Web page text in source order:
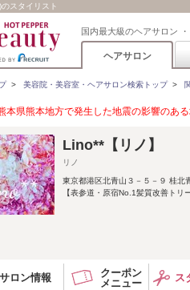
スタイリスト
国内最大級のヘアサロン
ヘアサロン
> 美容院・美容室・ヘアサロン検索トップ>
本県熊本地方で発生した地震の影響のあ
Lino**【リノ】
リノ
東京都港区北青山３－５－９ 桂北
【表参道・原宿No.1髪質改善ト
サロン情報
クーポン
メニュー
ス